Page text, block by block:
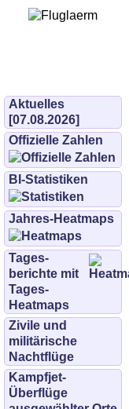
Aktuelles
[07.08.2026]
Offizielle Zahlen
BI-Statistiken
Jahres-Heatmaps
Tages­
berichte mit
Tages-
Heatmaps
Zivile und
militärische
Nachtflüge
Kampfjet-
Überflüge